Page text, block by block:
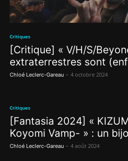
Critiques
[Critique] « V/H/S/
extraterrestres sont
Chloé Leclerc-Gareau - 4 octobre 2024
Critiques
[Fantasia 2024] «
Koyomi Vamp- » : un
Chloé Leclerc-Gareau - 4 août 2024